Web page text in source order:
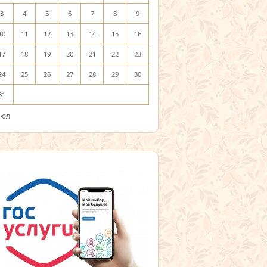
3 4 5 6 7 8 9
11 12 13 14 15 16
18 19 20 21 22 23
25 26 27 28 29 30